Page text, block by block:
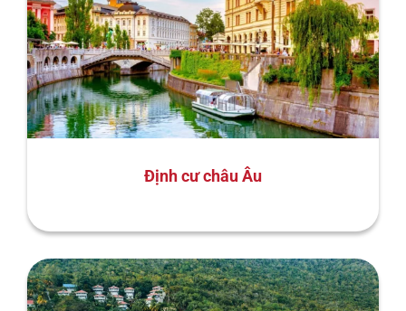
Định cư châu Âu